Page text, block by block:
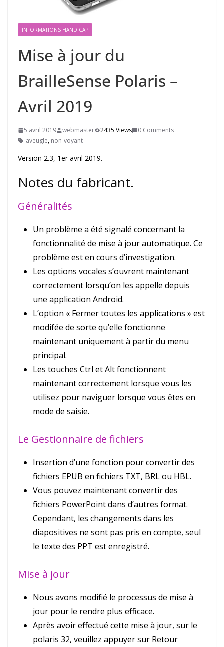
INFORMATIONS HANDICAP
Mise à jour du
BrailleSense Polaris –
Avril 2019
5 avril 2019 webmaster 2435 Views
0 Comments
aveugle, non-voyant
Version 2.3, 1er avril 2019.
Notes du fabricant.
Généralités
Un problème a été signalé concernant la
fonctionnalité de mise à jour automatique. Ce
problème est en cours d’investigation.
Les options vocales s’ouvrent maintenant
correctement lorsqu’on les appelle depuis
une application Android.
L’option « Fermer toutes les applications » est
modifée de sorte qu’elle fonctionne
maintenant uniquement à partir du menu
principal.
Les touches Ctrl et Alt fonctionnent
maintenant correctement lorsque vous les
utilisez pour naviguer lorsque vous êtes en
mode de saisie.
Le Gestionnaire de fichiers
Insertion d’une fonction pour convertir des
fichiers EPUB en fichiers TXT, BRL ou HBL.
Vous pouvez maintenant convertir des
fichiers PowerPoint dans d’autres format.
Cependant, les changements dans les
diapositives ne sont pas pris en compte, seul
le texte des PPT est enregistré.
Mise à jour
Nous avons modifié le processus de mise à
jour pour le rendre plus efficace.
Après avoir effectué cette mise à jour, sur le
polaris 32, veuillez appuyer sur Retour